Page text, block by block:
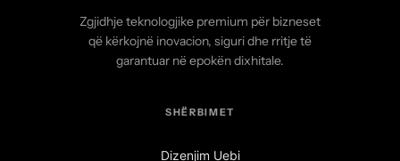
Zgjidhje teknologjike premium për bizneset
që kërkojnë inovacion, siguri dhe rritje të
garantuar në epokën dixhitale.
SHËRBIMET
Dizenjim Uebi